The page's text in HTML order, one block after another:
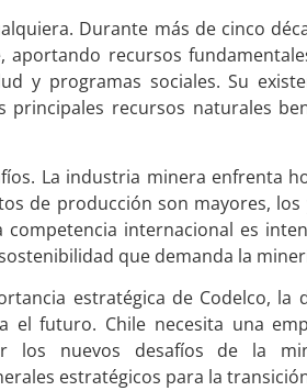
Durante más de cinco
aportando recursos
y programas sociales. Su
recursos naturales
La industria minera enfrenta
de producción son mayores,
competencia internacional es
que demanda la
estratégica de Codelco, la
el futuro. Chile necesita una
los nuevos desafíos de la
estratégicos para la